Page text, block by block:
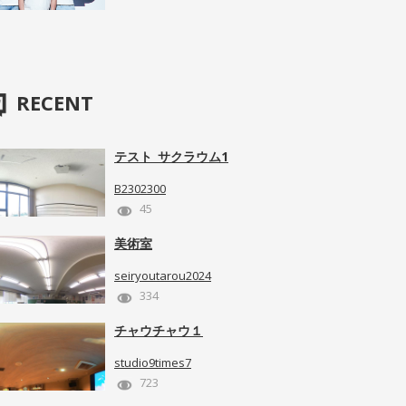
RECENT
テスト_サクラウム1
B2302300
45
美術室
seiryoutarou2024
334
チャウチャウ１
studio9times7
723